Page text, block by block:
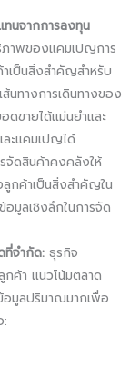
นจากการลงทุน
ภาพของแคมเปญการ
าเป็นสิ่งสำคัญสำหรับ
นทางการเดินทางของ
ดขายได้แม่นยำและ
ะแคมเปญได้
จัดสินค้าคงคลังให้
กค้าเป็นสิ่งสำคัญใน
อมูลเชิงลึกในการจัด
ที่จำกัด: ธุรกิจ
กค้า แนวโน้มตลาด
อมูลปริมาณมากเพื่อ
: